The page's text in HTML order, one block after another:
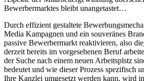
Bewerbermarktes bleibt unangetastet…
Durch effizient gestaltete
Media Kampagnen und ein souveränes
passive Bewerbermarkt reaktivieren, also
derzeit bereits im vorgesehenen Beruf
der Suche nach einem neuen Arbeitsplstz
bedeutet und wie dieser Prozess spezifisch
Ihre Kanzlei umgesetzt werden kann, wird